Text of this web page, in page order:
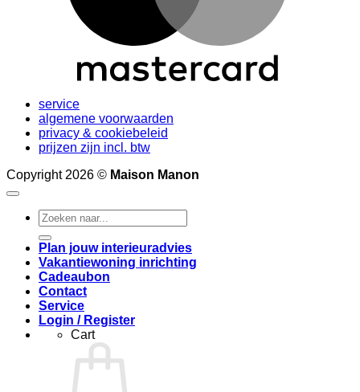
service
algemene voorwaarden
privacy & cookiebeleid
prijzen zijn incl. btw
Copyright 2026 © Maison Manon
Search
for:
Plan jouw interieuradvies
Vakantiewoning inrichting
Cadeaubon
Contact
Service
Login / Register
Cart